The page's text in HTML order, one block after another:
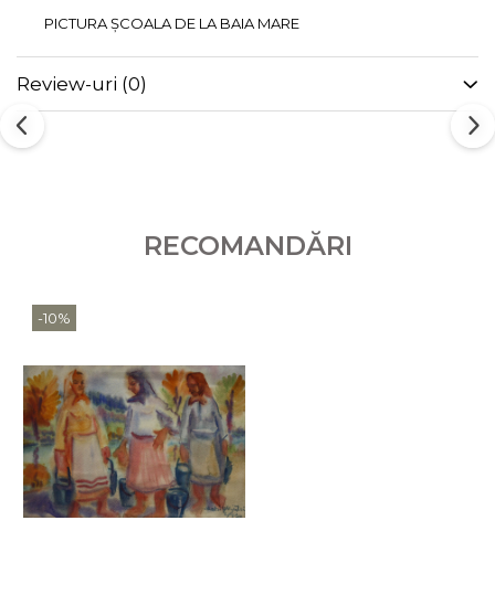
PICTURA ȘCOALA DE LA BAIA MARE
Review-uri (0)
RECOMANDĂRI
-10%